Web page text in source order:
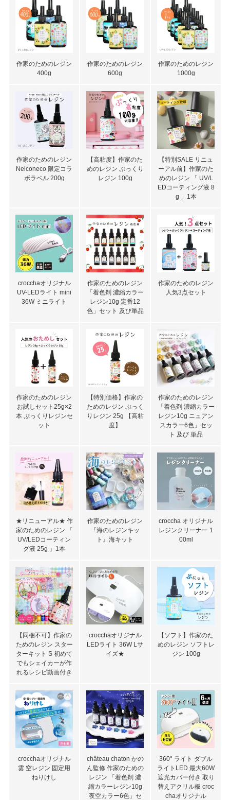
作家のためのレジン
400g
作家のためのレジン
600g
作家のためのレジン
1000g
作家のためのレジン
Nelconeco 限定コラ
ボラベル 200g
【高粘度】作家のた
めのレジン ぷっくり
レジン 100g
【特別SALE リニュ
ーアル前】作家のた
めのレジン 「 UV/L
EDコーティング液 8
g 」1本
crocchaオリジナル
UV-LEDライト mini
36W ミニライト
作家のためのレジン
「着色剤 濃縮カラー
レジン10g 定番12
色」セット 及び単品
作家のためのレジン
人気3点セット
作家のためのレジン
お試しセット25g×2
本 ぷっくりレジンセ
ット
【特別価格】作家の
ためのレジン ぷっく
りレジン 25g 【高粘
度】
作家のためのレジン
「着色剤 濃縮カラー
レジン10g ニュアン
スカラー6色」セッ
ト 及び 単品
★リニューアル★ 作
家のためのレジン 「
UV/LEDコーティン
グ液 25g 」1本
作家のためのレジン
『海のレジンキッ
ト』海キット
croccha オリジナル
レジンクリーナー 1
00ml
【同梱不可】作家の
ためのレジン スター
ターキット S 初めて
でもシェイカーが作
れるレシピ動画付き
crocchaオリジナル
LEDライト 36W Lサ
イズ★
【ソフト】作家のた
めのレジン ソフトレ
ジン 100g
crocchaオリジナル
雲 空レジン 固定用
ねりけし
château chaton かの
ん監修 作家のための
レジン 「着色剤 濃
縮カラーレジン10g
夜空カラー6色」セ
360° ライト ダブル
ライトLED 最大60W
遮光カバー付き 取り
替えアクリル板 croc
chaオリジナル